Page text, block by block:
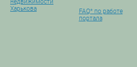
недвижимости
Харькова
FAQ* по работе
портала